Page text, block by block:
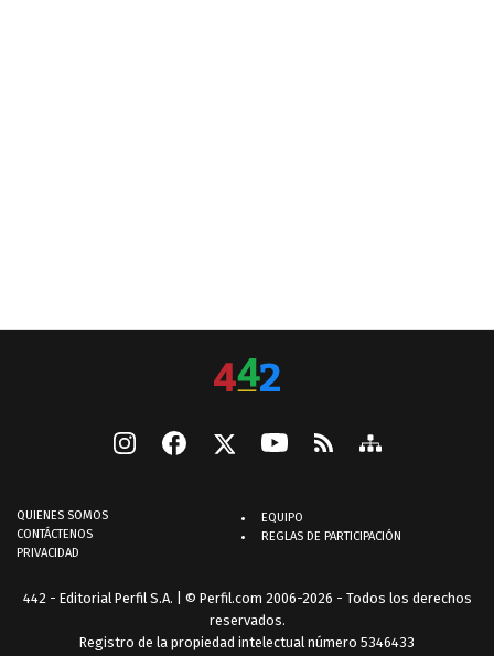
QUIENES SOMOS
CONTÁCTENOS
PRIVACIDAD
EQUIPO
REGLAS DE PARTICIPACIÓN
442 - Editorial Perfil S.A. | © Perfil.com 2006-2026 - Todos los derechos
reservados.
Registro de la propiedad intelectual número 5346433